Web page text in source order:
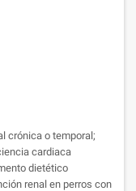
crónica o temporal;
cardiaca
dietético
renal en perros con